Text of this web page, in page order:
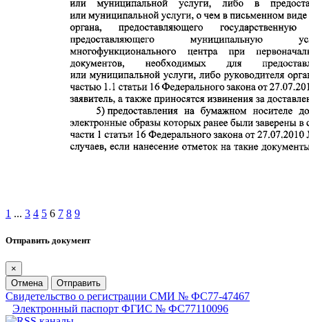
1 ... 3 4 5 6 7 8 9
Отправить документ
×
Отмена
Отправить
Свидетельство о регистрации СМИ № ФС77-47467
Электронный паспорт ФГИС № ФС77110096